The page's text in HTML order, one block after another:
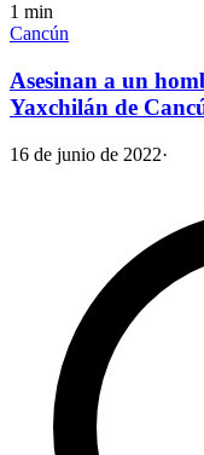
1 min
Cancún
Asesinan a un
Yaxchilán de
16 de junio de 2022·